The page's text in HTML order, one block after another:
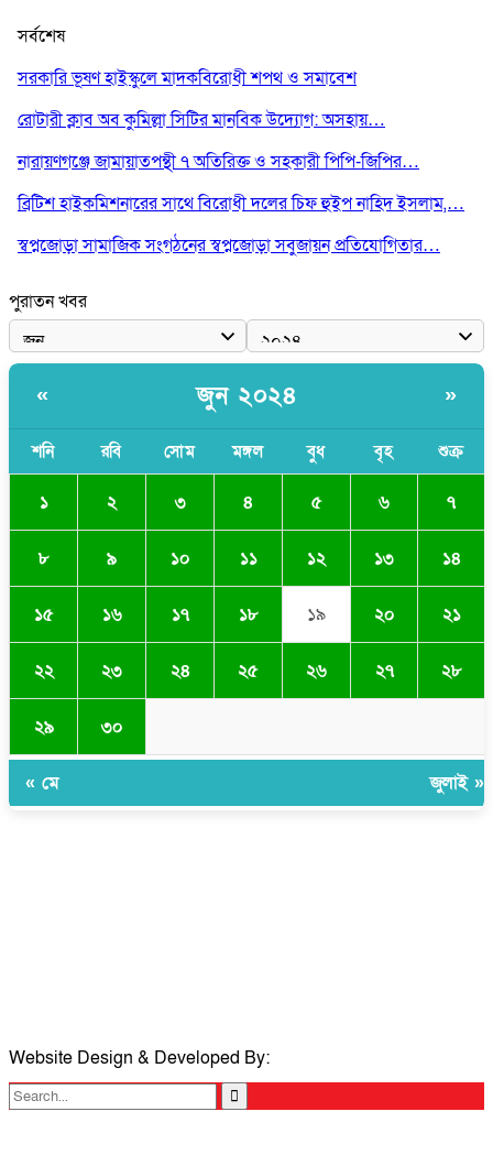
সর্বশেষ
সরকারি ভূষণ হাইস্কুলে মাদকবিরোধী শপথ ও সমাবেশ
রোটারী ক্লাব অব কুমিল্লা সিটির মানবিক উদ্যোগ: অসহায়…
নারায়ণগঞ্জে জামায়াতপন্থী ৭ অতিরিক্ত ও সহকারী পিপি-জিপির…
ব্রিটিশ হাইকমিশনারের সাথে বিরোধী দলের চিফ হুইপ নাহিদ ইসলাম,…
স্বপ্নজোড়া সামাজিক সংগঠনের স্বপ্নজোড়া সবুজায়ন প্রতিযোগিতার…
পুরাতন খবর
« জুন ২০২৪ »
শনি রবি সোম মঙ্গল বুধ বৃহ শুক্র
১ ২ ৩ ৪ ৫ ৬ ৭
৮ ৯ ১০ ১১ ১২ ১৩ ১৪
১৫ ১৬ ১৭ ১৮ ১৯ ২০ ২১
২২ ২৩ ২৪ ২৫ ২৬ ২৭ ২৮
২৯ ৩০
« মে জুলাই »
Website Design & Developed By: